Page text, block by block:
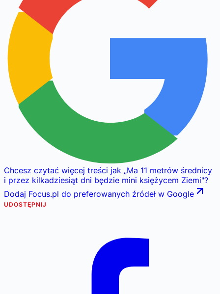
Chcesz czytać więcej treści jak „Ma 11 metrów średnicy
i przez kilkadziesiąt dni będzie mini księżycem Ziemi"?
Dodaj Focus.pl do preferowanych źródeł w Google
UDOSTĘPNIJ